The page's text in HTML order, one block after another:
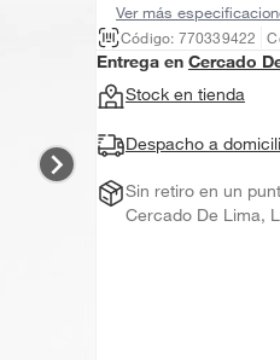
Ver más
Código: 770339422
Entrega en Cercado
Stock en tienda
Despacho a
Sin retiro en un
Cercado De Lima,